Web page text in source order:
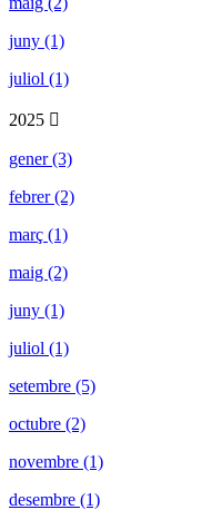
juny (1)
juliol (1)
2025
gener (3)
febrer (2)
març (1)
maig (2)
juny (1)
juliol (1)
setembre (5)
octubre (2)
novembre (1)
desembre (1)